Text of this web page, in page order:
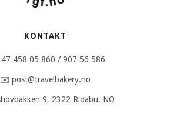
KONTAKT
458 05 860 / 907 56 586
✉️ post@travelbakery.no
9, 2322 Ridabu, NO